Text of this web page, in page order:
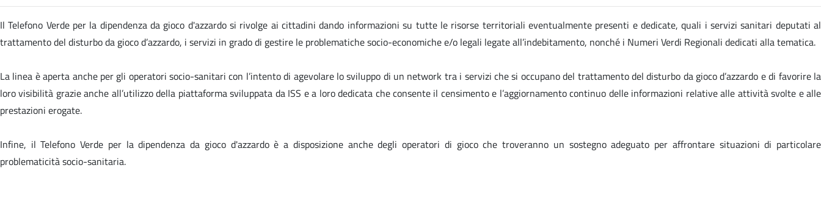
Il Telefono Verde per la dipendenza da gioco d'azzardo si rivolge ai cittadini dando informazioni su tutte le risorse territoriali eventualmente presenti e dedicate, quali i servizi sanitari deputati al
trattamento del disturbo da gioco d’azzardo, i servizi in grado di gestire le problematiche socio-economiche e/o legali legate all’indebitamento, nonché i Numeri Verdi Regionali dedicati alla tematica.
La linea è aperta anche per gli operatori socio-sanitari con l’intento di agevolare lo sviluppo di un network tra i servizi che si occupano del trattamento del disturbo da gioco d’azzardo e di favorire la
loro visibilità grazie anche all’utilizzo della piattaforma sviluppata da ISS e a loro dedicata che consente il censimento e l’aggiornamento continuo delle informazioni relative alle attività svolte e alle
prestazioni erogate.
Infine, il Telefono Verde per la dipendenza da gioco d'azzardo è a disposizione anche degli operatori di gioco che troveranno un sostegno adeguato per affrontare situazioni di particolare
problematicità socio-sanitaria.